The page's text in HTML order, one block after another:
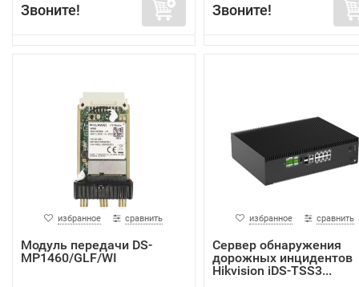
Звоните! Звоните!
избранное сравнить
Модуль передачи DS-
MP1460/GLF/WI
избранное сравнить
Сервер обнаружения
дорожных инцидентов
Hikvision iDS-TSS3...